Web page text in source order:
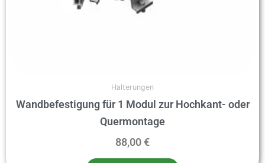
Halterungen
Wandbefestigung für 1 Modul zur Hochkant- oder
Quermontage
88,00€